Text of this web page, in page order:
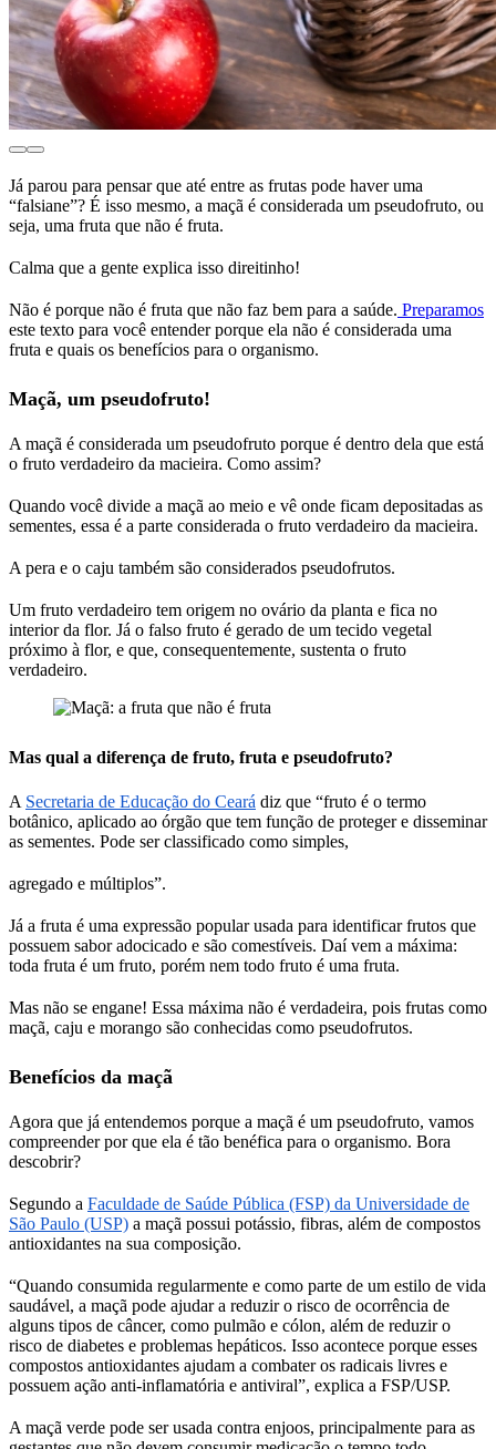
Já parou para pensar que até entre as frutas pode haver uma
“falsiane”? É isso mesmo, a maçã é considerada um pseudofruto, ou
seja, uma fruta que não é fruta.
Calma que a gente explica isso direitinho!
Não é porque não é fruta que não faz bem para a saúde. Preparamos
este texto para você entender porque ela não é considerada uma
fruta e quais os benefícios para o organismo.
Maçã, um pseudofruto!
A maçã é considerada um pseudofruto porque é dentro dela que está
o fruto verdadeiro da macieira. Como assim?
Quando você divide a maçã ao meio e vê onde ficam depositadas as
sementes, essa é a parte considerada o fruto verdadeiro da macieira.
A pera e o caju também são considerados pseudofrutos.
Um fruto verdadeiro tem origem no ovário da planta e fica no
interior da flor. Já o falso fruto é gerado de um tecido vegetal
próximo à flor, e que, consequentemente, sustenta o fruto
verdadeiro.
Mas qual a diferença de fruto, fruta e pseudofruto?
A Secretaria de Educação do Ceará diz que “fruto é o termo
botânico, aplicado ao órgão que tem função de proteger e disseminar
as sementes. Pode ser classificado como simples,
agregado e múltiplos”.
Já a fruta é uma expressão popular usada para identificar frutos que
possuem sabor adocicado e são comestíveis. Daí vem a máxima:
toda fruta é um fruto, porém nem todo fruto é uma fruta.
Mas não se engane! Essa máxima não é verdadeira, pois frutas como
maçã, caju e morango são conhecidas como pseudofrutos.
Benefícios da maçã
Agora que já entendemos porque a maçã é um pseudofruto, vamos
compreender por que ela é tão benéfica para o organismo. Bora
descobrir?
Segundo a Faculdade de Saúde Pública (FSP) da Universidade de
São Paulo (USP) a maçã possui potássio, fibras, além de compostos
antioxidantes na sua composição.
“Quando consumida regularmente e como parte de um estilo de vida
saudável, a maçã pode ajudar a reduzir o risco de ocorrência de
alguns tipos de câncer, como pulmão e cólon, além de reduzir o
risco de diabetes e problemas hepáticos. Isso acontece porque esses
compostos antioxidantes ajudam a combater os radicais livres e
possuem ação anti-inflamatória e antiviral”, explica a FSP/USP.
A maçã verde pode ser usada contra enjoos, principalmente para as